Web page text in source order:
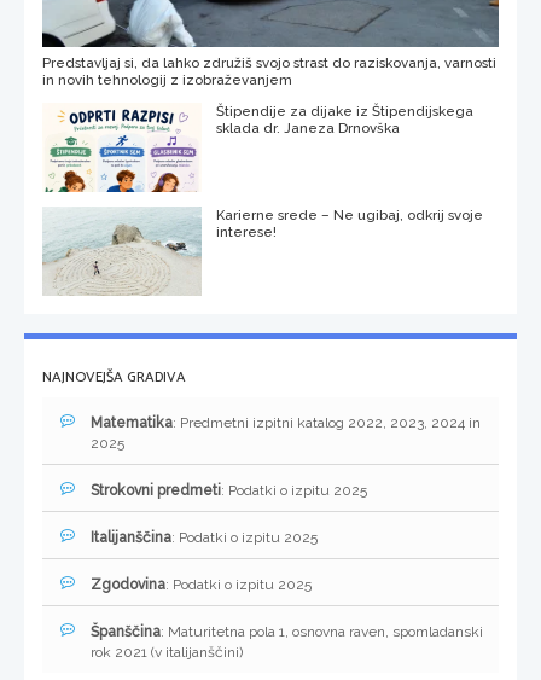
Predstavljaj si, da lahko združiš svojo strast do raziskovanja, varnosti
in novih tehnologij z izobraževanjem
Štipendije za dijake iz Štipendijskega
sklada dr. Janeza Drnovška
Karierne srede – Ne ugibaj, odkrij svoje
interese!
NAJNOVEJŠA GRADIVA
Matematika: Predmetni izpitni katalog 2022, 2023, 2024 in
2025
Strokovni predmeti: Podatki o izpitu 2025
Italijanščina: Podatki o izpitu 2025
Zgodovina: Podatki o izpitu 2025
Španščina: Maturitetna pola 1, osnovna raven, spomladanski
rok 2021 (v italijanščini)